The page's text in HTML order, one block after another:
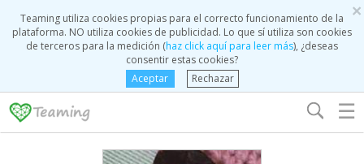
×
Teaming utiliza cookies propias para el correcto funcionamiento de la
plataforma. NO utiliza cookies de publicidad. Lo que sí utiliza son cookies
de terceros para la medición (haz click aquí para leer más), ¿deseas
consentir estas cookies?
Aceptar
Rechazar
☰